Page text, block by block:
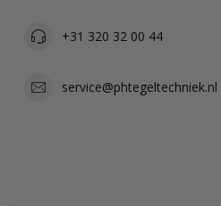
+31 320 32 00 44
service@phtegeltechniek.nl